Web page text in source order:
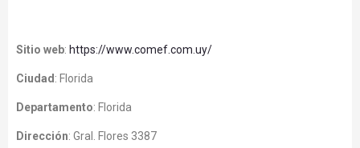
Sitio web: https://www.comef.com.uy/
Ciudad : Florida
Departamento: Florida
Dirección: Gral. Flores 3387